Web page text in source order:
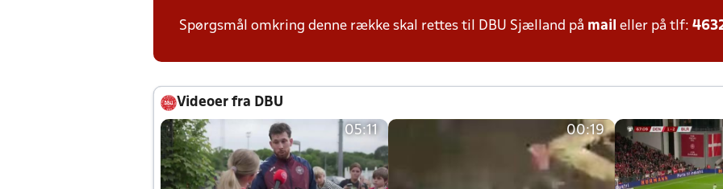
Spørgsmål omkring denne række skal rettes til DBU Sjælland på mail eller på tlf:
Videoer fra DBU
05:11 00:19